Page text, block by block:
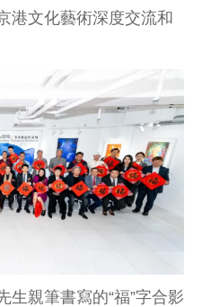
港文化藝術深度交流和
生親筆書寫的“福”字合影